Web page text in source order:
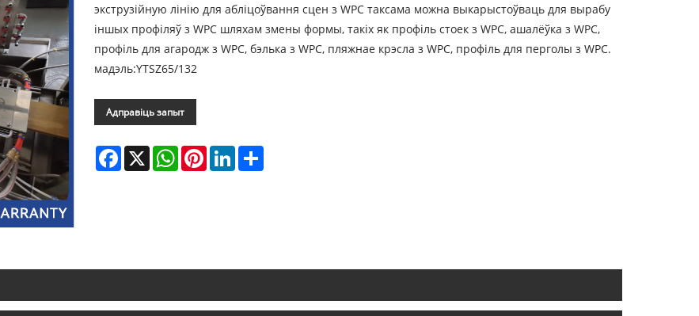
экструзійную лінію для абліцоўвання сцен з WPC таксама можна выкарыстоўваць для вырабу
іншых профіляў з WPC шляхам змены формы, такіх як профіль стоек з WPC, ашалёўка з WPC,
профіль для агародж з WPC, бэлька з WPC, пляжнае крэсла з WPC, профіль для перголы з WPC.
мадэль:YTSZ65/132
Адправіць запыт
Facebook
X WhatsAppPinterestLinkedIn